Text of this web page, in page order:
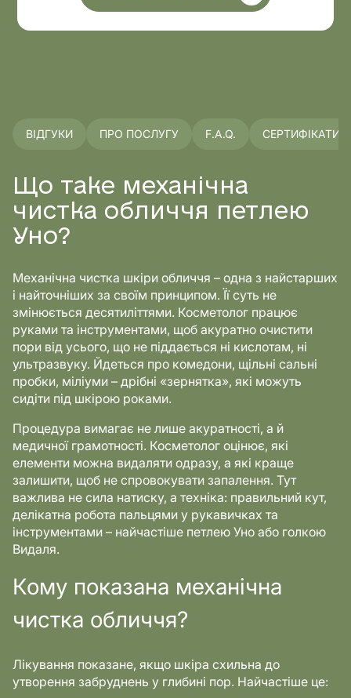
ВІДГУКИ ПРО ПОСЛУГУ F.A.Q. СЕРТИФІКАТИ
Що таке механічна
чистка обличчя петлею
Уно?
Механічна чистка шкіри обличчя – одна з найстарших
і найточніших за своїм принципом. Її суть не
змінюється десятиліттями. Косметолог працює
руками та інструментами, щоб акуратно очистити
пори від усього, що не піддається ні кислотам, ні
ультразвуку. Йдеться про комедони, щільні сальні
пробки, міліуми – дрібні «зернятка», які можуть
сидіти під шкірою роками.
Процедура вимагає не лише акуратності, а й
медичної грамотності. Косметолог оцінює, які
елементи можна видаляти одразу, а які краще
залишити, щоб не спровокувати запалення. Тут
важлива не сила натиску, а техніка: правильний кут,
делікатна робота пальцями у рукавичках та
інструментами – найчастіше петлею Уно або голкою
Видаля.
Кому показана механічна
чистка обличчя?
Лікування показане, якщо шкіра схильна до
утворення забруднень у глибині пор. Найчастіше це: